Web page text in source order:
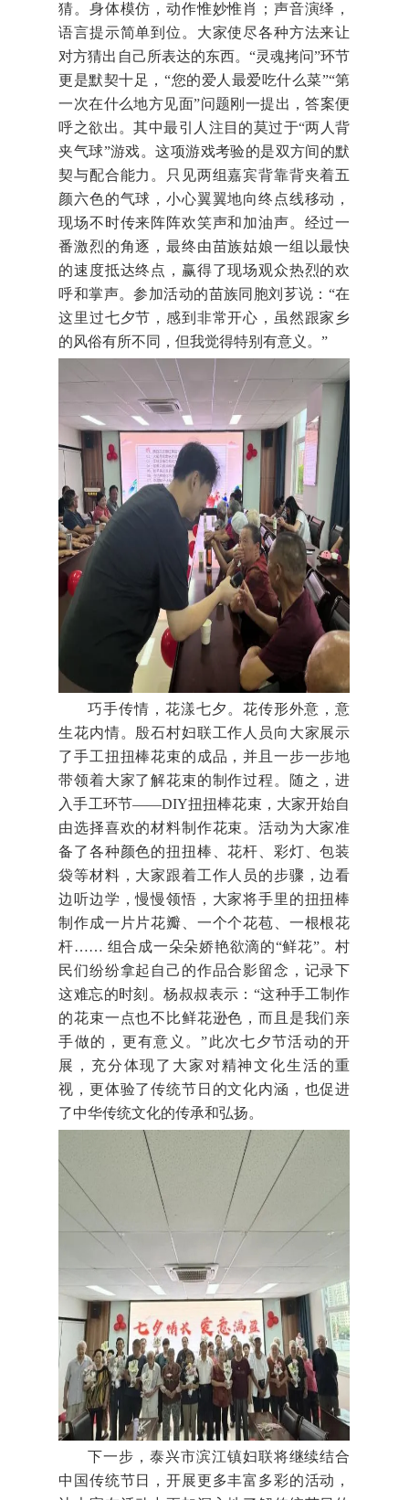
猜。身体模仿，动作惟妙惟肖；声音演绎，
语言提示简单到位。大家使尽各种方法来让
对方猜出自己所表达的东西。“灵魂拷问”环节
更是默契十足，“您的爱人最爱吃什么菜”“第
一次在什么地方见面”问题刚一提出，答案便
呼之欲出。其中最引人注目的莫过于“两人背
夹气球”游戏。这项游戏考验的是双方间的默
契与配合能力。只见两组嘉宾背靠背夹着五
颜六色的气球，小心翼翼地向终点线移动，
现场不时传来阵阵欢笑声和加油声。经过一
番激烈的角逐，最终由苗族姑娘一组以最快
的速度抵达终点，赢得了现场观众热烈的欢
呼和掌声。参加活动的苗族同胞刘芗说：“在
这里过七夕节，感到非常开心，虽然跟家乡
的风俗有所不同，但我觉得特别有意义。”
巧手传情，花漾七夕。花传形外意，意
生花内情。殷石村妇联工作人员向大家展示
了手工扭扭棒花束的成品，并且一步一步地
带领着大家了解花束的制作过程。随之，进
入手工环节——DIY扭扭棒花束，大家开始自
由选择喜欢的材料制作花束。活动为大家准
备了各种颜色的扭扭棒、花杆、彩灯、包装
袋等材料，大家跟着工作人员的步骤，边看
边听边学，慢慢领悟，大家将手里的扭扭棒
制作成一片片花瓣、一个个花苞、一根根花
杆…… 组合成一朵朵娇艳欲滴的“鲜花”。村
民们纷纷拿起自己的作品合影留念，记录下
这难忘的时刻。杨叔叔表示：“这种手工制作
的花束一点也不比鲜花逊色，而且是我们亲
手做的，更有意义。”此次七夕节活动的开
展，充分体现了大家对精神文化生活的重
视，更体验了传统节日的文化内涵，也促进
了中华传统文化的传承和弘扬。
下一步，泰兴市滨江镇妇联将继续结合
中国传统节日，开展更多丰富多彩的活动，